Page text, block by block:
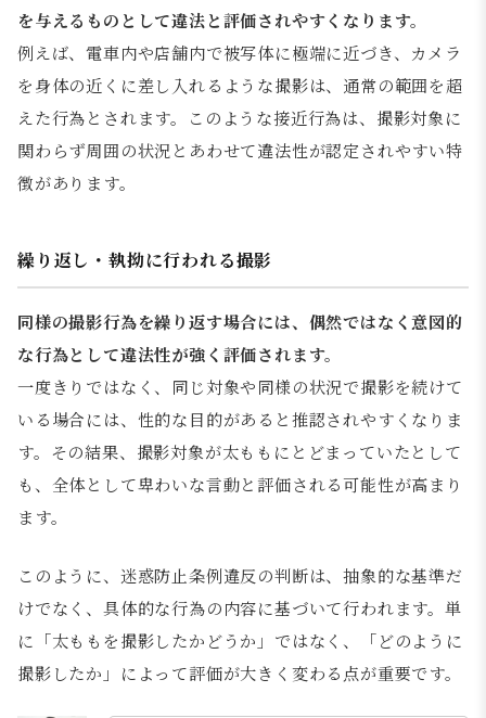
を与えるものとして違法と評価されやすくなります。
例えば、電車内や店舗内で被写体に極端に近づき、カメラ
を身体の近くに差し入れるような撮影は、通常の範囲を超
えた行為とされます。このような接近行為は、撮影対象に
関わらず周囲の状況とあわせて違法性が認定されやすい特
徴があります。
繰り返し・執拗に行われる撮影
同様の撮影行為を繰り返す場合には、偶然ではなく意図的
な行為として違法性が強く評価されます。
一度きりではなく、同じ対象や同様の状況で撮影を続けて
いる場合には、性的な目的があると推認されやすくなりま
す。その結果、撮影対象が太ももにとどまっていたとして
も、全体として卑わいな言動と評価される可能性が高まり
ます。
このように、迷惑防止条例違反の判断は、抽象的な基準だ
けでなく、具体的な行為の内容に基づいて行われます。単
に「太ももを撮影したかどうか」ではなく、「どのように
撮影したか」によって評価が大きく変わる点が重要です。